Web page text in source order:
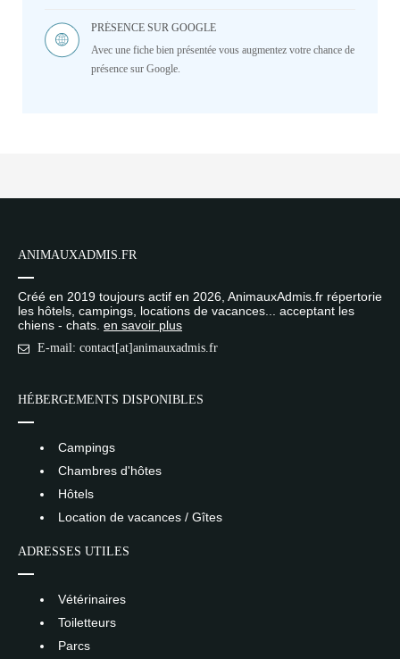
PRÉSENCE SUR GOOGLE
Avec une fiche bien présentée vous augmentez votre chance de
présence sur Google.
ANIMAUXADMIS.FR
Créé en 2019 toujours actif en 2026, AnimauxAdmis.fr répertorie
les hôtels, campings, locations de vacances... acceptant les
chiens - chats. en savoir plus
E-mail: contact[at]animauxadmis.fr
HÉBERGEMENTS DISPONIBLES
Campings
Chambres d'hôtes
Hôtels
Location de vacances / Gîtes
ADRESSES UTILES
Vétérinaires
Toiletteurs
Parcs